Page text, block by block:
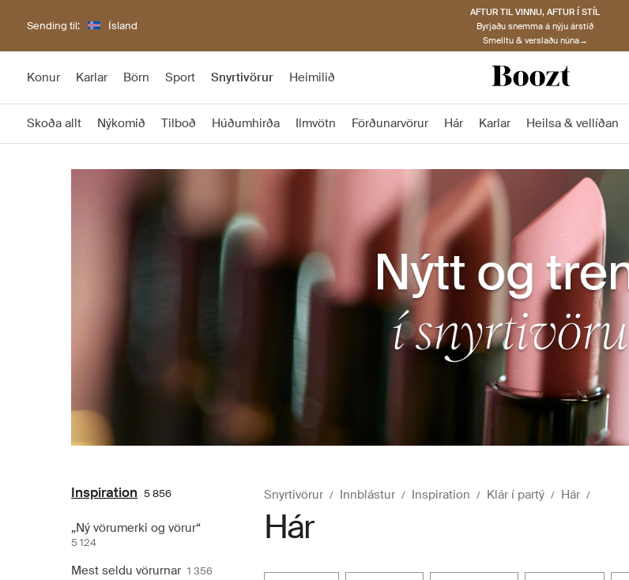
Sending til: Ísland
AFTUR TIL VINNU, AFTUR Í STÍL
Byrjaðu snemma á nýju árstíð
Smelltu & verslaðu núna→
Konur Karlar Börn Sport Snyrtivörur Heimilið
Skoða allt Nýkomið Tilboð Húðumhirða Ilmvötn Förðunarvörur Hár Karlar Heilsa & vellíðan
Inspiration 5 856
„Ný vörumerki og vörur“
5 124
Mest seldu vörurnar 1 356
Snyrtivörur Innblástur Inspiration Klár í partý Hár
Hár